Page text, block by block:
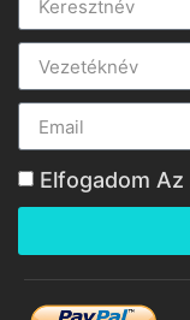
Elfogadom Az